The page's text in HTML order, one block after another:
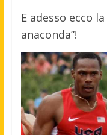
E adesso ecco
anaconda”!